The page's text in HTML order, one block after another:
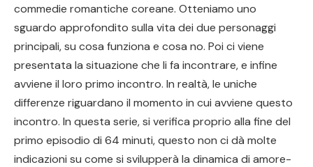
commedie romantiche coreane. Otteniamo uno
sguardo approfondito sulla vita dei due personaggi
principali, su cosa funziona e cosa no. Poi ci viene
presentata la situazione che li fa incontrare, e infine
avviene il loro primo incontro. In realtà, le uniche
differenze riguardano il momento in cui avviene questo
incontro. In questa serie, si verifica proprio alla fine del
primo episodio di 64 minuti, questo non ci dà molte
indicazioni su come si svilupperà la dinamica di amore-